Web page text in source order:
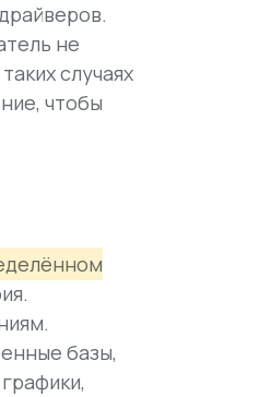
не
случаях
чтобы
базы,